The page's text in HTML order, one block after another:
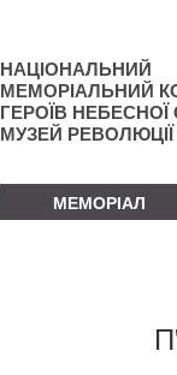
НАЦІОНАЛЬНИЙ
МЕМОРІАЛЬНИЙ
ГЕРОЇВ НЕБЕСНОЇ
МУЗЕЙ РЕВОЛЮЦІЇ
МЕМОРІАЛ